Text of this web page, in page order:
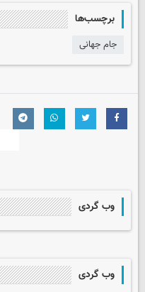
برچسب‌ها
جام جهانی
وب گردی
وب گردی